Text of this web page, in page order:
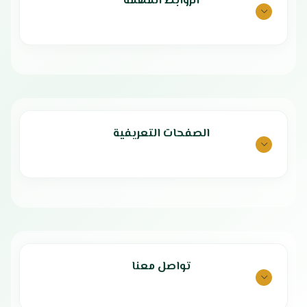
الضمان الشامل : عامين
الصفحات التعريفية
تواصل معنا